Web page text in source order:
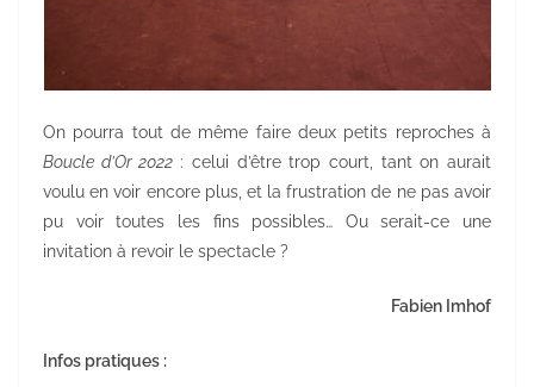
On pourra tout de même faire deux petits reproches à
Boucle d’Or 2022 : celui d’être trop court, tant on aurait
voulu en voir encore plus, et la frustration de ne pas avoir
pu voir toutes les fins possibles… Ou serait-ce une
invitation à revoir le spectacle ?
Fabien Imhof
Infos pratiques :